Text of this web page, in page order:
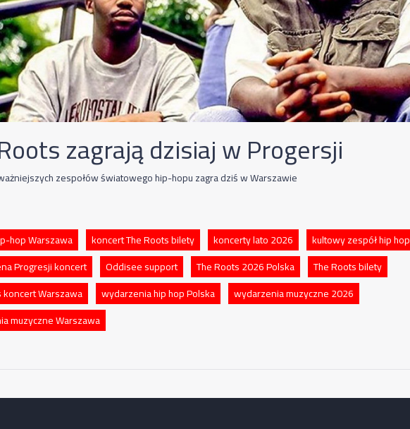
zagrają dzisiaj w Progersji
zespołów światowego hip-hopu zagra dziś w Warszawie
hop Warszawa koncert The Roots bilety koncerty lato 2026
kultowy zespół hip hop
Progresji koncert
Oddisee support The Roots 2026 Polska
The Roots bilety
koncert Warszawa
wydarzenia hip hop Polska
wydarzenia muzyczne 2026
muzyczne Warszawa